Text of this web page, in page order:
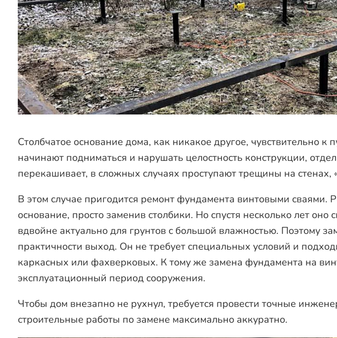
Столбчатое основание дома, как никакое другое, чувствительно
начинают подниматься и нарушать целостность конструкции,
перекашивает, в сложных случаях проступают трещины на
В этом случае пригодится ремонт фундамента винтовыми
основание, просто заменив столбики. Но спустя несколько лет
вдвойне актуально для грунтов с большой влажностью. Поэтому
практичности выход. Он не требует специальных условий и
каркасных или фахверковых. К тому же замена фундамента на
эксплуатационный период сооружения.
Чтобы дом внезапно не рухнул, требуется провести точные
строительные работы по замене максимально аккуратно.